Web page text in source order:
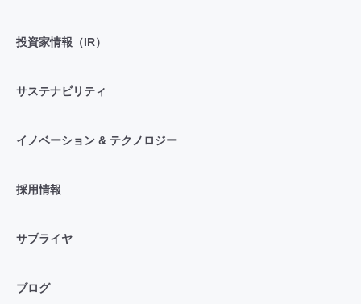
投資家情報（IR）
サステナビリティ
イノベーション & テクノロジー
採用情報
サプライヤ
ブログ